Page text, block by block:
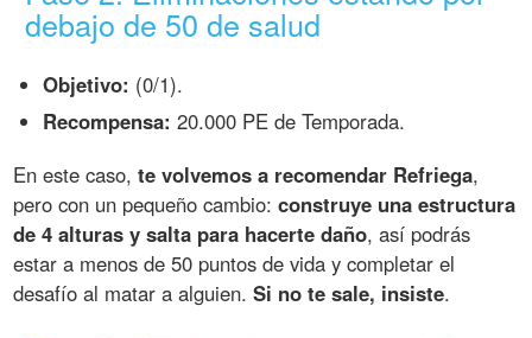
debajo de 50 de salud
Objetivo: (0/1).
Recompensa: 20.000 PE de Temporada.
En este caso,te volvemos a recomendar Refriega,
pero con un pequeño cambio:construye una estructura
de 4 alturas y salta para hacerte daño, así podrás
estar a menos de 50 puntos de vida y completar el
desafío al matar a alguien.Si no te sale, insiste.